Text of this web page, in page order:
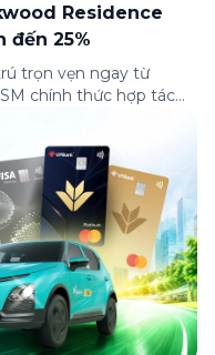
Residence
đến 25%
trọn vẹn ngay từ
chính thức hợp tác
hàng có điểm đi hoặc
Tọa lạc trong […]